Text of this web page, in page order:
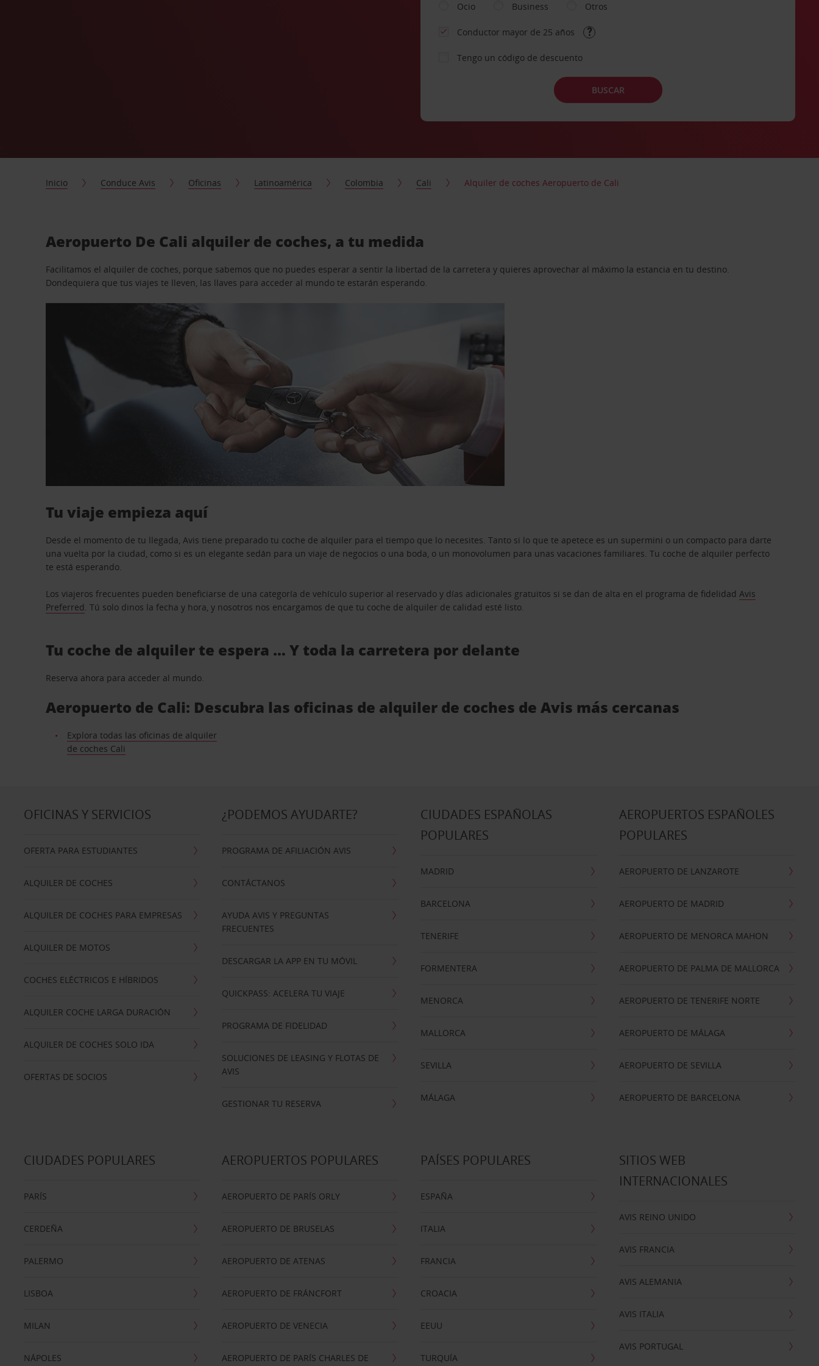
Ocio
Business Otros
Conductor mayor de 25 años
Tengo un código de descuento
BUSCAR
Inicio Conduce Avis Oficinas Latinoamérica Colombia Cali Alquiler de coches Aeropuerto de Cali
Aeropuerto De Cali alquiler de coches, a tu medida
Facilitamos el alquiler de coches, porque sabemos que no puedes esperar a sentir la libertad de la carretera y quieres aprovechar al máximo la estancia en tu destino.
Dondequiera que tus viajes te lleven, las llaves para acceder al mundo te estarán esperando.
Tu viaje empieza aquí
Desde el momento de tu llegada, Avis tiene preparado tu coche de alquiler para el tiempo que lo necesites. Tanto si lo que te apetece es un supermini o un compacto para darte
una vuelta por la ciudad, como si es un elegante sedán para un viaje de negocios o una boda, o un monovolumen para unas vacaciones familiares. Tu coche de alquiler perfecto
te está esperando.
Los viajeros frecuentes pueden beneficiarse de una categoría de vehículo superior al reservado y días adicionales gratuitos si se dan de alta en el programa de fidelidadAvis
Preferred. Tú solo dinos la fecha y hora, y nosotros nos encargamos de que tu coche de alquiler de calidad esté listo.
Tu coche de alquiler te espera … Y toda la carretera por delante
Reserva ahora para acceder al mundo.
Aeropuerto de Cali: Descubra las oficinas de alquiler de coches de Avis más cercanas
Explora todas las oficinas de alquiler
de coches Cali
OFICINAS Y SERVICIOS
OFERTA PARA ESTUDIANTES
ALQUILER DE COCHES
ALQUILER DE COCHES PARA EMPRESAS
ALQUILER DE MOTOS
COCHES ELÉCTRICOS E HÍBRIDOS
ALQUILER COCHE LARGA DURACIÓN
ALQUILER DE COCHES SOLO IDA
OFERTAS DE SOCIOS
¿PODEMOS AYUDARTE?
PROGRAMA DE AFILIACIÓN AVIS
CONTÁCTANOS
AYUDA AVIS Y PREGUNTAS
FRECUENTES
DESCARGAR LA APP EN TU MÓVIL
QUICKPASS: ACELERA TU VIAJE
PROGRAMA DE FIDELIDAD
SOLUCIONES DE LEASING Y FLOTAS DE
AVIS
GESTIONAR TU RESERVA
CIUDADES ESPAÑOLAS
POPULARES
MADRID
BARCELONA
TENERIFE
FORMENTERA
MENORCA
MALLORCA
SEVILLA
MÁLAGA
AEROPUERTOS ESPAÑOLES
POPULARES
AEROPUERTO DE LANZAROTE
AEROPUERTO DE MADRID
AEROPUERTO DE MENORCA MAHON
AEROPUERTO DE PALMA DE MALLORCA
AEROPUERTO DE TENERIFE NORTE
AEROPUERTO DE MÁLAGA
AEROPUERTO DE SEVILLA
AEROPUERTO DE BARCELONA
CIUDADES POPULARES
PARÍS
CERDEÑA
PALERMO
LISBOA
MILAN
NÁPOLES
AEROPUERTOS POPULARES
AEROPUERTO DE PARÍS ORLY
AEROPUERTO DE BRUSELAS
AEROPUERTO DE ATENAS
AEROPUERTO DE FRÁNCFORT
AEROPUERTO DE VENECIA
AEROPUERTO DE PARÍS CHARLES DE
PAÍSES POPULARES
ESPAÑA
ITALIA
FRANCIA
CROACIA
EEUU
TURQUÍA
SITIOS WEB
INTERNACIONALES
AVIS REINO UNIDO
AVIS FRANCIA
AVIS ALEMANIA
AVIS ITALIA
AVIS PORTUGAL